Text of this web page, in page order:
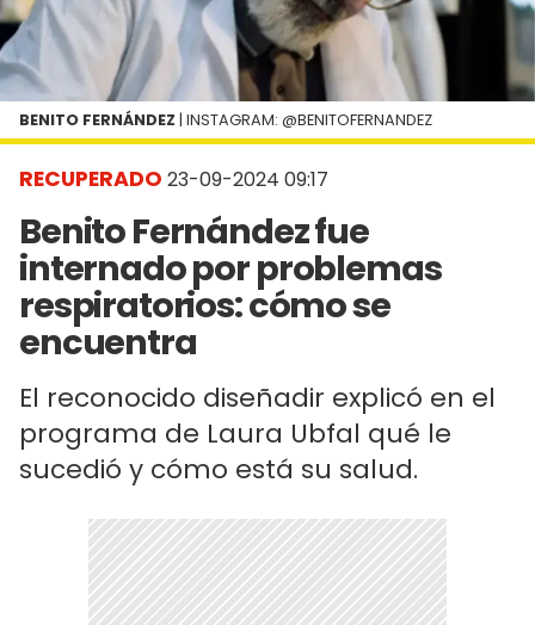
RECUPERADO 23-09-2024 09:17
Benito Fernández fue
internado por problemas
respiratorios: cómo se
encuentra
El reconocido diseñadir explicó en el
programa de Laura Ubfal qué le
sucedió y cómo está su salud.
BENITO FERNÁNDEZ | INSTAGRAM: @BENITOFERNANDEZ